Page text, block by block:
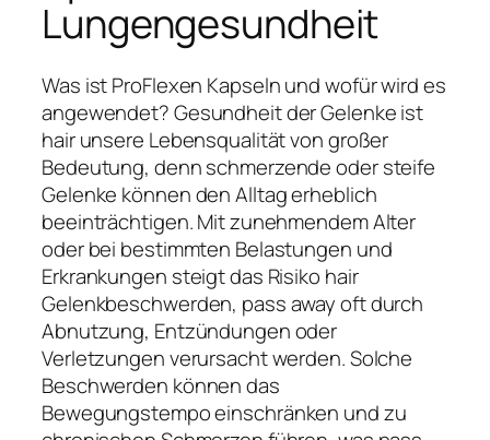
Lungengesundheit
Was ist ProFlexen Kapseln und wofür wird es
angewendet? Gesundheit der Gelenke ist
hair unsere Lebensqualität von großer
Bedeutung, denn schmerzende oder steife
Gelenke können den Alltag erheblich
beeinträchtigen. Mit zunehmendem Alter
oder bei bestimmten Belastungen und
Erkrankungen steigt das Risiko hair
Gelenkbeschwerden, pass away oft durch
Abnutzung, Entzündungen oder
Verletzungen verursacht werden. Solche
Beschwerden können das
Bewegungstempo einschränken und zu